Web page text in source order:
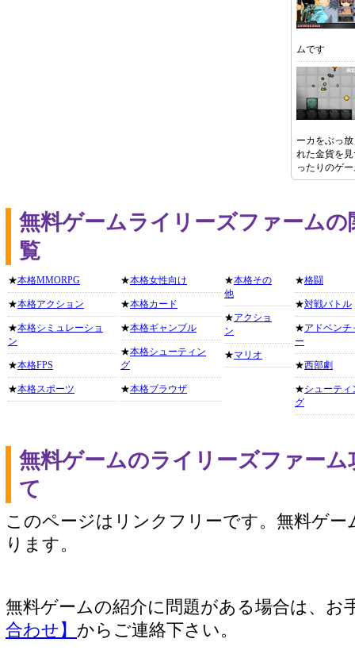
ムです
ーカをぶっ
れた金貨を
ったりのゲ
無料ゲームライリーズファーム
覧
★本格MMORPG
★本格アクション
★本格シミュレーショ
ン
★本格FPS
★本格スポーツ
★本格女性向け
★本格カード
★本格ギャンブル
★本格シューティン
グ
★本格ブラウザ
★本格その
他
★アクショ
ン
★マリオ
★格闘
★対戦バトル
★アドベンチ
ー
★西部劇
★シューティ
グ
無料ゲームのライリーズファー
て
このページはリンクフリーです。無料ゲー
ります。
無料ゲームの紹介に問題がある場合は、お
合わせ】 からご連絡下さい。